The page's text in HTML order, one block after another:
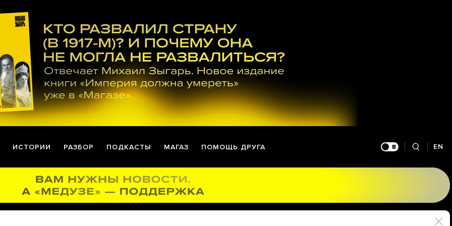
ИСТОРИИ РАЗБОР ПОДКАСТЫ МАГАЗ ПОМОЩЬ ДРУГА EN